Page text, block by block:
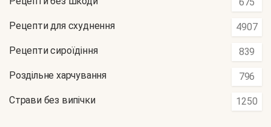
Рецепти для схуднення 4907
Рецепти сироїдіння 839
Роздільне харчування 796
Страви без випічки 1250